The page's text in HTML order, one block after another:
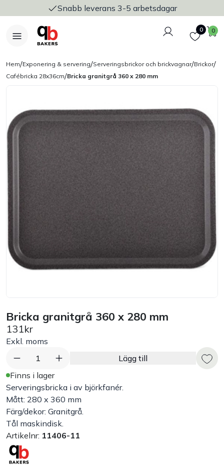
Snabb leverans 3-5 arbetsdagar
Logga in
Favoriter
0 0
Bakers Pureline
Bageriplåtar & bakformar
Stickvagnar & transport
Utensilier
Råvaruhantering & lagring
Exponering & servering
Städutrustning
Arbetskläder
Plåtbyte
Monin
Hem/Exponering & servering/Serveringsbrickor och brickvagnar/Brickor/
Cafébricka 28x36cm/Bricka granitgrå 360 x 280 mm
Bricka granitgrå 360 x 280 mm
131kr
Exkl. moms
1
Lägg till
Finns i lager
Serveringsbricka i av björkfanér.
Mått: 280 x 360 mm
Färg/dekor: Granitgrå.
Tål maskindisk.
Artikelnr: 11406-11